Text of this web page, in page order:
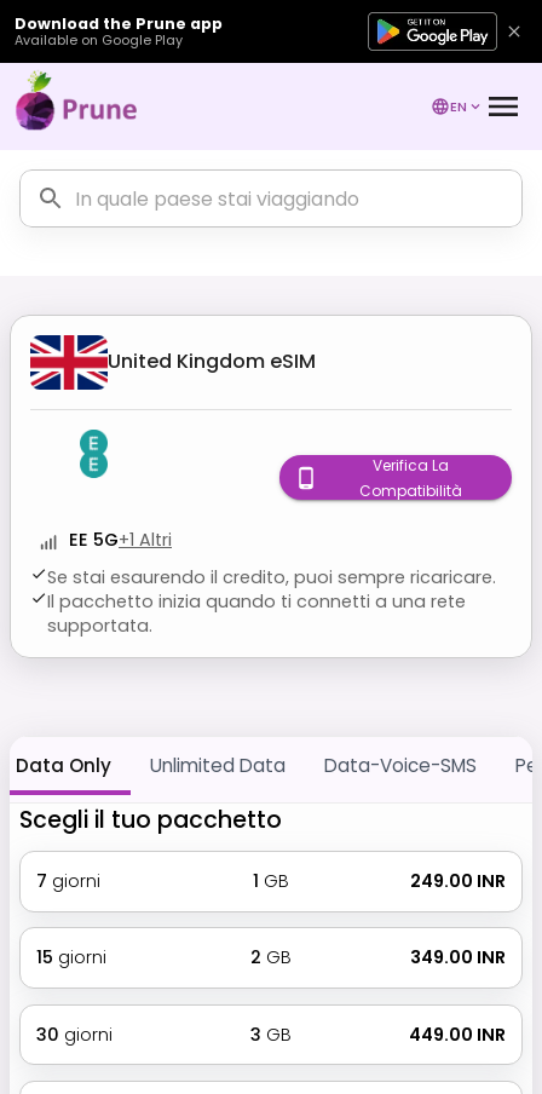
Download the Prune app
Available on Google Play
EN
United Kingdom eSIM
EE 5G+1 Altri
Se stai esaurendo il credito, puoi sempre ricaricare.
Il pacchetto inizia quando ti connetti a una rete
supportata.
Verifica La
Compatibilità
Data Only Unlimited Data Data-Voice-SMS
Scegli il tuo pacchetto
7 giorni 1 GB ₹ 249.00 INR
15 giorni 2 GB ₹ 349.00 INR
30 giorni 3 GB ₹ 449.00 INR